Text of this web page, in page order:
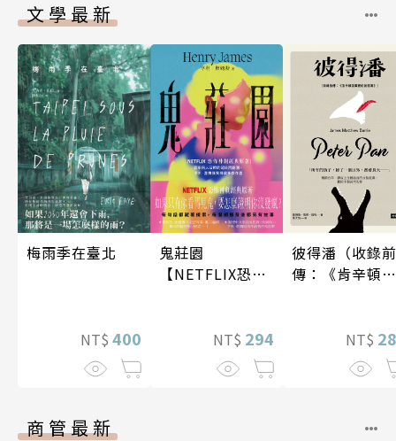
文學最新
梅雨季在臺北
NT$ 400
鬼莊園
【NETFLIX恐怖
NT$ 294
彼得潘（收錄前
傳：《肯辛頓花
NT$
商管最新